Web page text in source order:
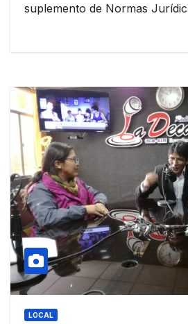
suplemento de Normas
LOCAL